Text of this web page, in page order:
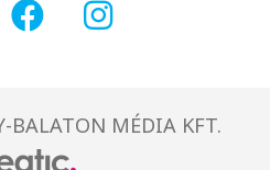
BALATON MÉDIA KFT.